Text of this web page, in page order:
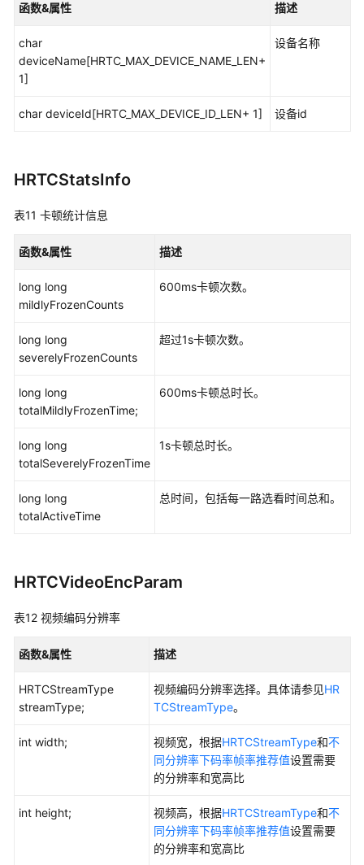
函数&属性 描述
char
deviceName[HRTC_MAX_DEVICE_NAME_LEN+
1]
设备名称
char deviceId[HRTC_MAX_DEVICE_ID_LEN+ 1] 设备id
HRTCStatsInfo
表11 卡顿统计信息
函数&属性 描述
long long
mildlyFrozenCounts
600ms卡顿次数。
long long
severelyFrozenCounts
超过1s卡顿次数。
long long
totalMildlyFrozenTime;
600ms卡顿总时长。
long long
totalSeverelyFrozenTime
1s卡顿总时长。
long long
totalActiveTime
总时间，包括每一路选看时间总和。
HRTCVideoEncParam
表12 视频编码分辨率
函数&属性 描述
HRTCStreamType
streamType;
视频编码分辨率选择。具体请参见HR
TCStreamType。
int width; 视频宽，根据HRTCStreamType和不
同分辨率下码率帧率推荐值设置需要
的分辨率和宽高比
int height; 视频高，根据HRTCStreamType和不
同分辨率下码率帧率推荐值设置需要
的分辨率和宽高比